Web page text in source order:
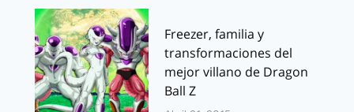
Freezer, familia y
transformaciones del
mejor villano de Dragon
Ball Z